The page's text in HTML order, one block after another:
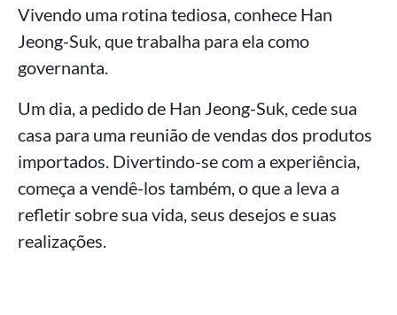
Vivendo uma rotina tediosa, conhece Han
Jeong-Suk, que trabalha para ela como
governanta.
Um dia, a pedido de Han Jeong-Suk, cede sua
casa para uma reunião de vendas dos produtos
importados. Divertindo-se com a experiência,
começa a vendê-los também, o que a leva a
refletir sobre sua vida, seus desejos e suas
realizações.